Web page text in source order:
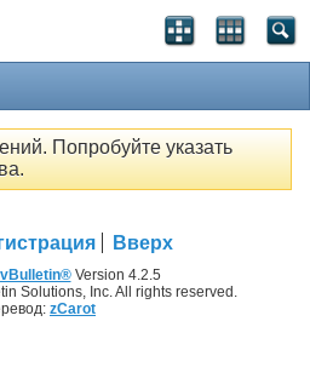
Попробуйте указать
Вверх
vBulletin®Version 4.2.5
Solutions, Inc. All rights reserved.
zCarot